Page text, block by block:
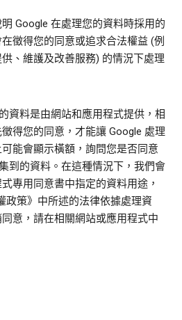
明 Google 在處理您的資料時採用的
徵得您的同意或追求合法權益 (例
、維護及改善服務) 的情況下處理
資料是由網站和應用程式提供，相
得您的同意，才能讓 Google 處理
能會顯示橫額，詢問您是否同意
到的資料。在這種情況下，我們會
專用同意書中指定的資料用途，
政策》中所述的法律依據處理資
意，請在相關網站或應用程式中